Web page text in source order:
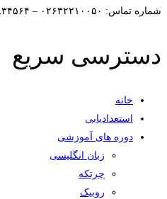
شماره تماس: ۰۲۶۳۲۲۱۰۰۵۰ – ۰۹۱۲۰۸۳۴۵۶۴
دسترسی سریع
خانه
استعدادیابی
دوره های آموزشی
زبان انگلیسی
چرتکه
روبیک